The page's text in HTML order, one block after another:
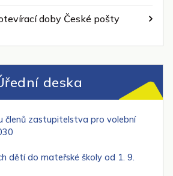
doby České pošty
deska
členů zastupitelstva pro volební
dětí do mateřské školy od 1. 9.